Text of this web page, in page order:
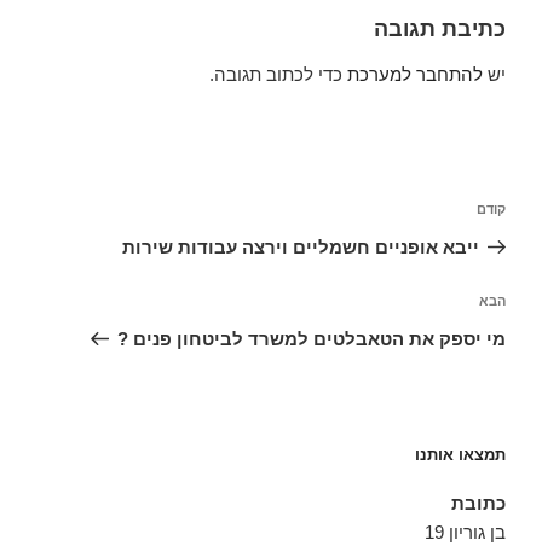
כתיבת תגובה
יש להתחבר למערכת כדי לכתוב תגובה.
הפוסט
הקודם
קודם
ייבא אופניים חשמליים וירצה עבודות שירות
הפוסט
הבא
הבא
מי יספק את הטאבלטים למשרד לביטחון פנים ?
תמצאו אותנו
כתובת
בן גוריון 19